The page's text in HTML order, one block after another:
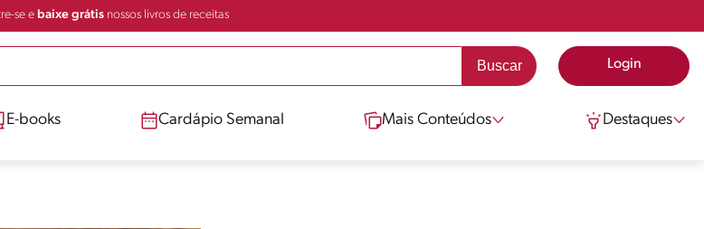
se ebaixe grátisnossos livros de receitas
Login
E-books Cardápio Semanal Mais Conteúdos Destaques